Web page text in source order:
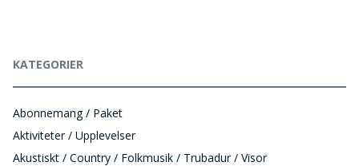
KATEGORIER
Abonnemang / Paket
Aktiviteter / Upplevelser
Akustiskt / Country / Folkmusik / Trubadur / Visor